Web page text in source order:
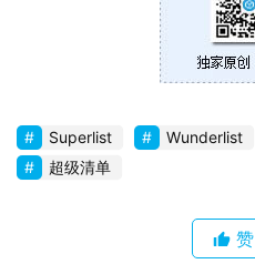
Superlist Wunderlist
超级清单
赞